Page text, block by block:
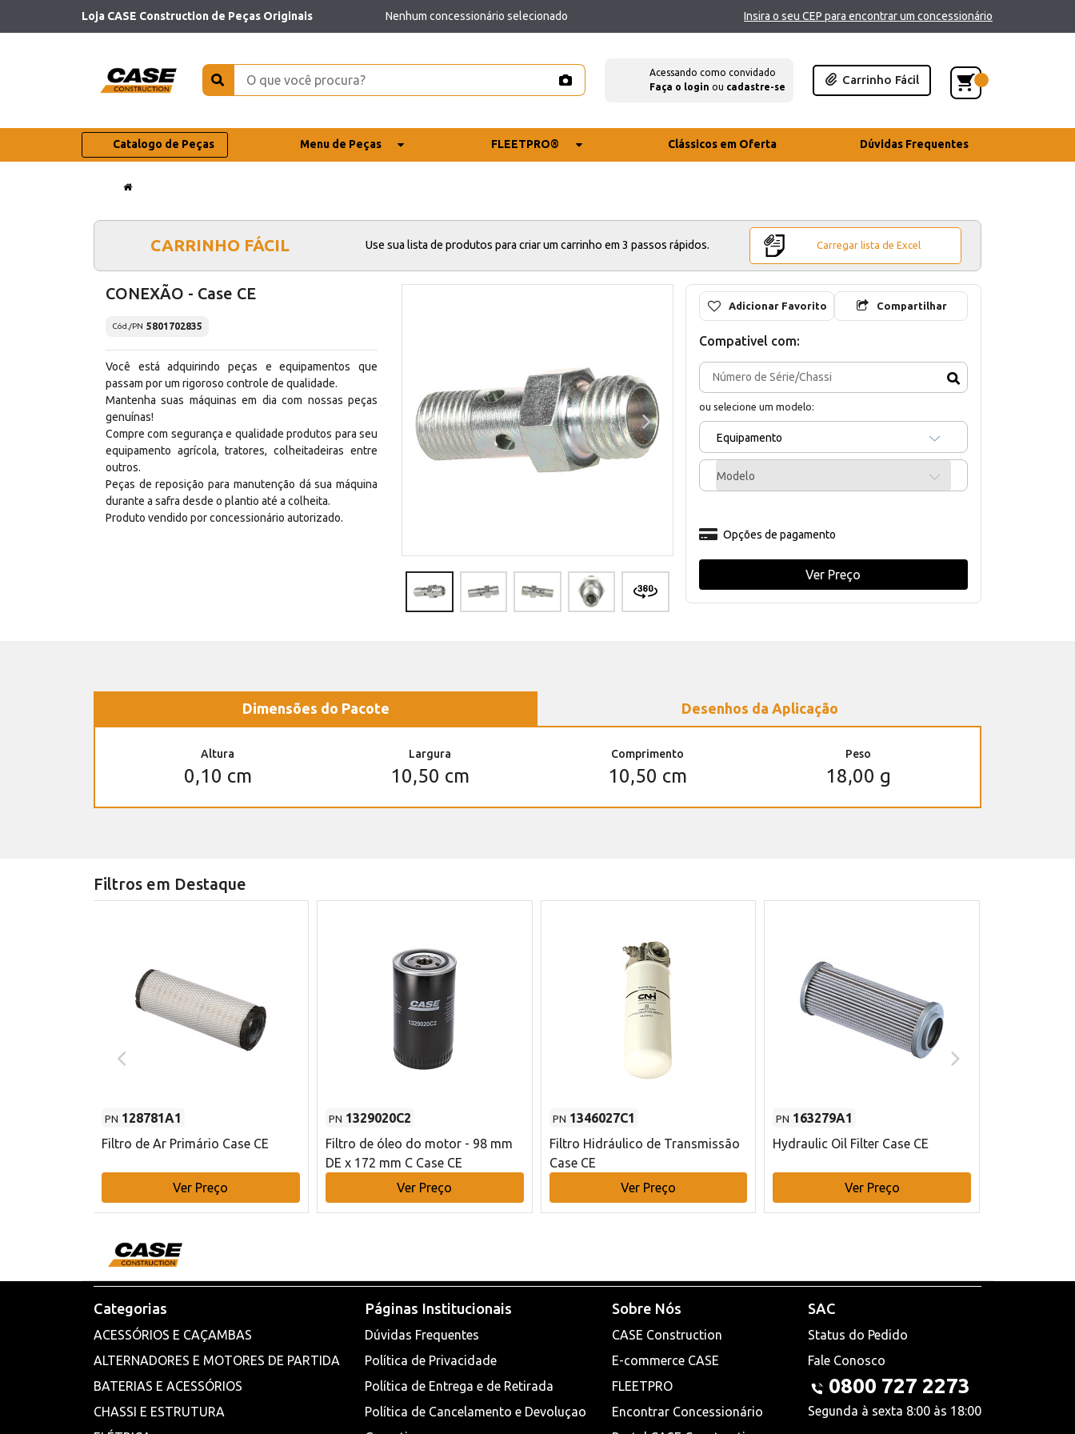
Loja CASE Construction de Peças Originais Nenhum concessionário selecionado Insira o seu CEP para encontrar um concessionário
Acessando como convidado
Faça o login ou cadastre-se
Carrinho Fácil
Catalogo de Peças Menu de Peças FLEETPRO® Clássicos em Oferta Dúvidas Frequentes
CARRINHO FÁCIL Use sua lista de produtos para criar um carrinho em 3 passos rápidos. Carregar lista de Excel
CONEXÃO - Case CE
Cód./PN 5801702835
Você está adquirindo peças e equipamentos que
passam por um rigoroso controle de qualidade.
Mantenha suas máquinas em dia com nossas peças
genuínas!
Compre com segurança e qualidade produtos para seu
equipamento agrícola, tratores, colheitadeiras entre
outros.
Peças de reposição para manutenção dá sua máquina
durante a safra desde o plantio até a colheita.
Produto vendido por concessionário autorizado.
Adicionar Favorito Compartilhar
Compativel com:
ou selecione um modelo:
Equipamento
Modelo
Opções de pagamento
Ver Preço
Dimensões do Pacote Desenhos da Aplicação
Altura
0,10 cm
Largura
10,50 cm
Comprimento
10,50 cm
Peso
18,00 g
Filtros em Destaque
PN 128781A1
Filtro de Ar Primário Case CE
Ver Preço
PN 1329020C2
Filtro de óleo do motor - 98 mm
DE x 172 mm C Case CE
Ver Preço
PN 1346027C1
Filtro Hidráulico de Transmissão
Case CE
Ver Preço
PN 163279A1
Hydraulic Oil Filter Case CE
Ver Preço
Categorias
ACESSÓRIOS E CAÇAMBAS
ALTERNADORES E MOTORES DE PARTIDA
BATERIAS E ACESSÓRIOS
CHASSI E ESTRUTURA
Páginas Institucionais
Dúvidas Frequentes
Política de Privacidade
Política de Entrega e de Retirada
Política de Cancelamento e Devoluçao
Sobre Nós
CASE Construction
E-commerce CASE
FLEETPRO
Encontrar Concessionário
SAC
Status do Pedido
Fale Conosco
0800 727 2273
Segunda à sexta 8:00 às 18:00